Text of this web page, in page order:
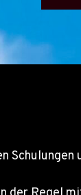
Schulungen